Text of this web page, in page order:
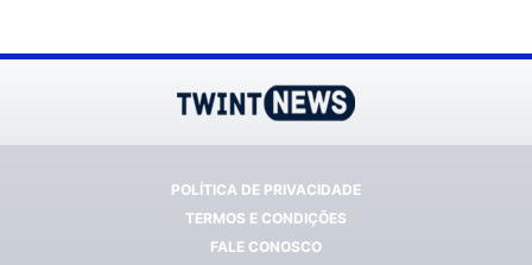
POLÍTICA DE PRIVACIDADE
TERMOS E CONDIÇÕES
FALE CONOSCO